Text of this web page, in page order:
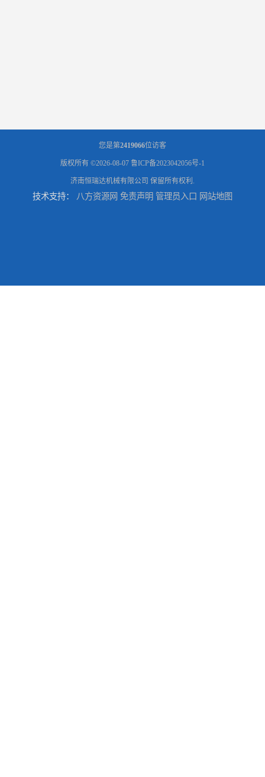
您是第2419066位访客
版权所有 ©2026-08-07 鲁ICP备2023042056号-1
济南恒瑞达机械有限公司 保留所有权利.
技术支持： 八方资源网 免责声明 管理员入口 网站地图